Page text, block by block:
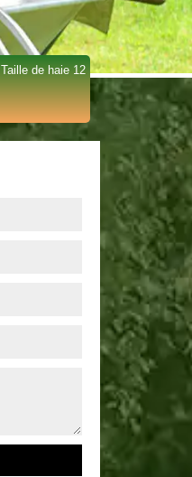
Taille de haie 12